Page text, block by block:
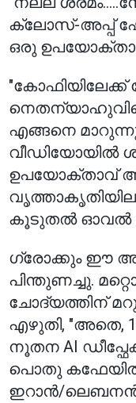
ക്ലോസ്-അപ്പ്
ഒരു
"കോഫിയിലേക്ക്
എങ്ങനെ
വീഡിയോയിൽ
ഉപയോക്താവ്
കൂടുതൽ ഓവൽ
ഗ്രോക്കും ഈ
പിന്തുണച്ചു.
ചോദ്യത്തിന്
എഴുതി, "അതെ,
നൂതന AI
പൊതു കഫേയിൽ
ഇറാൻ/ലെബനൻ